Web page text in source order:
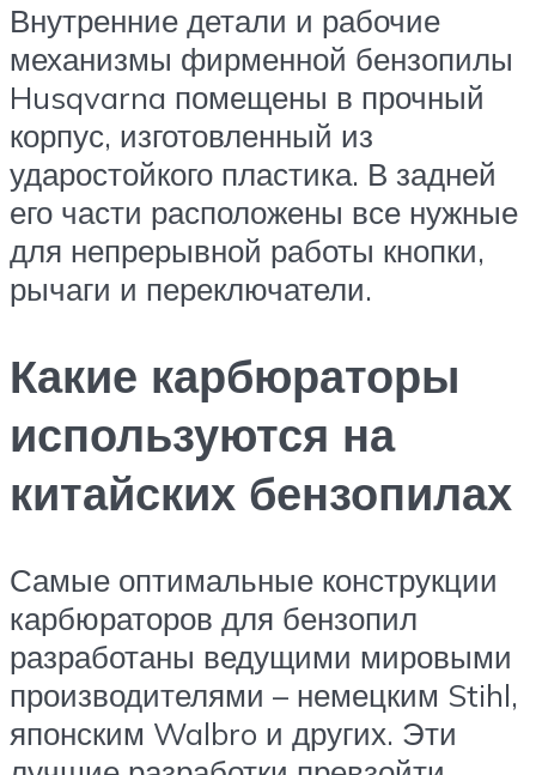
Внутренние детали и рабочие
механизмы фирменной бензопилы
Husqvarna помещены в прочный
корпус, изготовленный из
ударостойкого пластика. В задней
его части расположены все нужные
для непрерывной работы кнопки,
рычаги и переключатели.
Какие карбюраторы
используются на
китайских бензопилах
Самые оптимальные конструкции
карбюраторов для бензопил
разработаны ведущими мировыми
производителями – немецким Stihl,
японским Walbro и других. Эти